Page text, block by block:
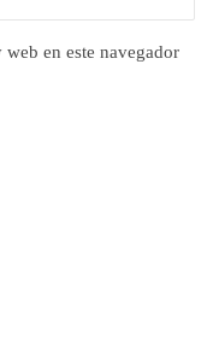
en este navegador